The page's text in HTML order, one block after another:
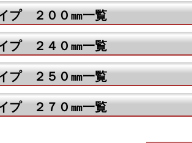
プ ２００㎜一覧
プ ２４０㎜一覧
プ ２５０㎜一覧
プ ２７０㎜一覧